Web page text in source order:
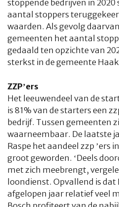
CULTUURRADIO
AUTEURS
stoppende bedrijven in 2020
aantal stoppers
waarden. Als gevolg
gemeenten het aantal
gedaald ten opzichte van
sterkst in de gemeente
ZZP’ers
Het leeuwendeel van de
is 81% van de starters een
bedrijf. Tussen gemeenten
waarneembaar. De laatste
Raspe het aandeel zzp ’ers
groot geworden. ‘Deels
met zich meebrengt,
loondienst. Opvallend is dat
afgelopen jaar relatief veel